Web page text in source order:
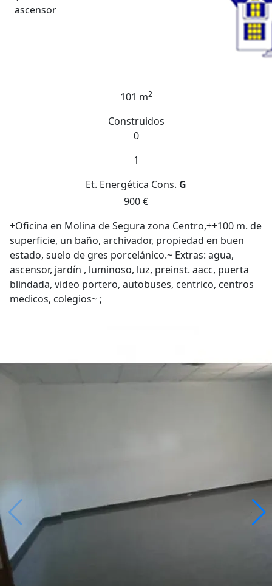
ascensor
101 m2
Construidos
0
1
Et. Energética Cons. G
900 €
+Oficina en Molina de Segura zona Centro,++100 m. de
superficie, un baño, archivador, propiedad en buen
estado, suelo de gres porcelánico.~ Extras: agua,
ascensor, jardín , luminoso, luz, preinst. aacc, puerta
blindada, video portero, autobuses, centrico, centros
medicos, colegios~ ;